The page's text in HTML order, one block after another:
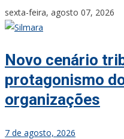
Skip
to
sexta-feira, agosto 07, 2026
Novo cenário
protagonismo
organizações
7 de agosto, 2026